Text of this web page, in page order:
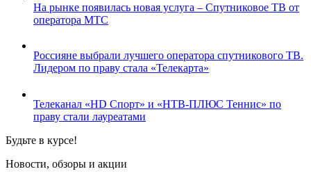
На рынке появилась новая услуга – Спутниковое ТВ от
оператора МТС
Россияне выбрали лучшего оператора спутникового ТВ.
Лидером по праву стала «Телекарта»
Телеканал «HD Спорт» и «НТВ-ПЛЮС Теннис» по
праву стали лауреатами
Будьте в курсе!
Новости, обзоры и акции